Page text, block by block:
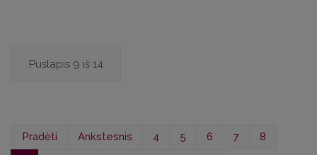
Puslapis 9 iš 14
Pradėti Ankstesnis 4 5 6 7
8